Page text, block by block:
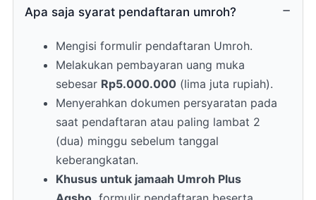
diperoleh melalui sistem resmi.
ke hotel untuk makan siang.
Kemudian melaksanakan Sholat Ashar,
Maghrib, dan Isya di Masjid Nabawi.
Hari ditutup dengan makan malam di
hotel.
Apa saja syarat pendaftaran umroh?
Mengisi formulir pendaftaran Umroh.
Melakukan pembayaran uang muka
sebesar Rp5.000.000 (lima juta rupiah).
Menyerahkan dokumen persyaratan pada
saat pendaftaran atau paling lambat 2
(dua) minggu sebelum tanggal
keberangkatan.
Khusus untuk jamaah Umroh Plus